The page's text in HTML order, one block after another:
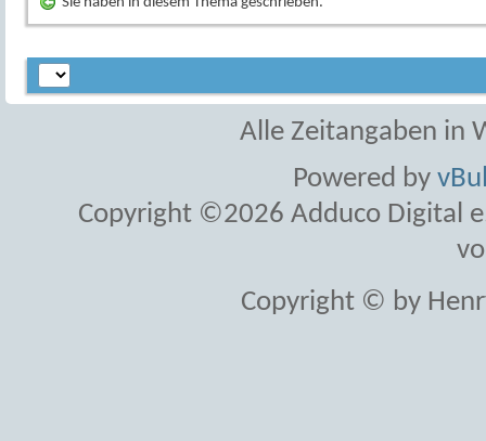
Alle Zeitangaben in
Powered by
Copyright ©2026 Adduco Digital
Copyright © by